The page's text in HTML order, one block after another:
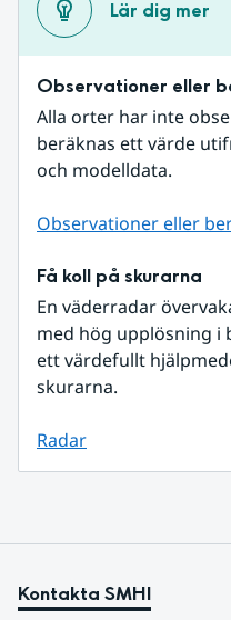
Lär dig mer
Observationer eller
Alla orter har inte
beräknas ett värde
och modelldata.
Observationer eller
Få koll på skurarna
En väderradar
med hög upplösning i
ett värdefullt
skurarna.
Radar
Kontakta SMHI